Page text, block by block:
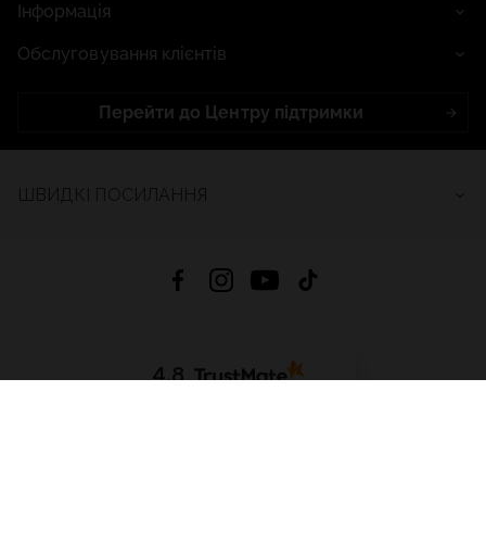
Інформація
Обслуговування клієнтів
Перейти до Центру підтримки
4.8